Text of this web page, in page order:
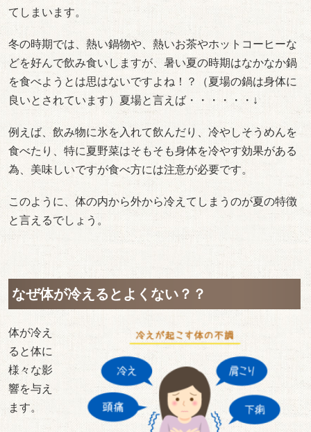
てしまいます。
冬の時期では、熱い鍋物や、熱いお茶やホットコーヒーな
どを好んで飲み食いしますが、暑い夏の時期はなかなか鍋
を食べようとは思はないですよね！？（夏場の鍋は身体に
良いとされています）夏場と言えば・・・・・・↓
例えば、飲み物に氷を入れて飲んだり、冷やしそうめんを
食べたり、特に夏野菜はそもそも身体を冷やす効果がある
為、美味しいですが食べ方には注意が必要です。
このように、体の内から外から冷えてしまうのが夏の特徴
と言えるでしょう。
なぜ体が冷えるとよくない？？
体が冷え
ると体に
様々な影
響を与え
ます。